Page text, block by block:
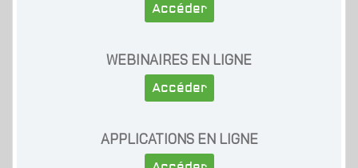
Accéder
WEBINAIRES EN LIGNE
Accéder
APPLICATIONS EN LIGNE